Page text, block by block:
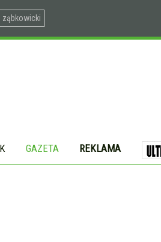
ząbkowicki
GAZETA REKLAMA